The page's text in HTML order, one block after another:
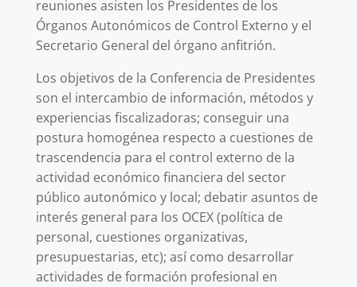
reuniones asisten los Presidentes de los
Órganos Autonómicos de Control Externo y el
Secretario General del órgano anfitrión.
Los objetivos de la Conferencia de Presidentes
son el intercambio de información, métodos y
experiencias fiscalizadoras; conseguir una
postura homogénea respecto a cuestiones de
trascendencia para el control externo de la
actividad económico financiera del sector
público autonómico y local; debatir asuntos de
interés general para los OCEX (política de
personal, cuestiones organizativas,
presupuestarias, etc); así como desarrollar
actividades de formación profesional en